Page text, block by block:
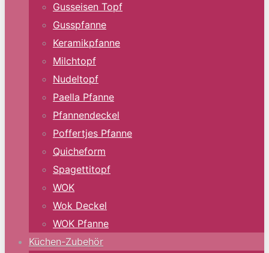
Gusseisen Topf
Gusspfanne
Keramikpfanne
Milchtopf
Nudeltopf
Paella Pfanne
Pfannendeckel
Poffertjes Pfanne
Quicheform
Spagettitopf
WOK
Wok Deckel
WOK Pfanne
Küchen-Zubehör